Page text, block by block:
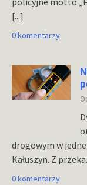
[...]
0 komentarzy
drogowym w
Kałuszyn. Z
0 komentarzy